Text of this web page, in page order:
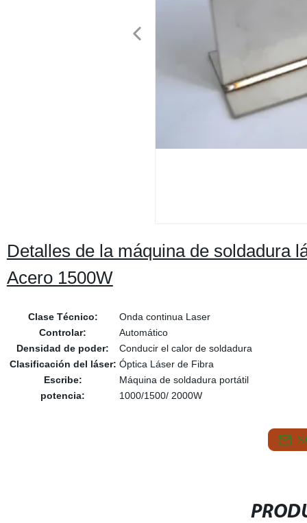
Detalles de la máquina de soldadura
Acero 1500W
Clase Técnico:
Onda continua Laser
Controlar:
Automático
Densidad de poder:
Conducir el calor de soldadura
Clasificación del láser: Óptica Láser de Fibra
Escribe:
Máquina de soldadura portátil
potencia:
1000/1500/ 2000W